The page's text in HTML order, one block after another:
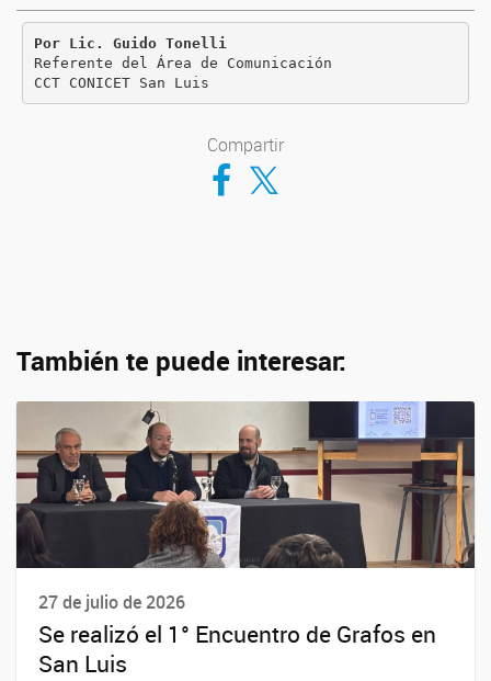
Por Lic. Guido Tonelli
Referente del Área de Comunicación
CCT CONICET San Luis
Compartir
Compartir en Facebook
Compartir en Twitter
También te puede interesar:
27 de julio de 2026
Se realizó el 1° Encuentro de Grafos en
San Luis